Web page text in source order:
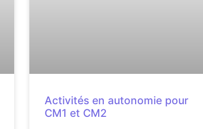
Activités en autonomie pour
CM1 et CM2